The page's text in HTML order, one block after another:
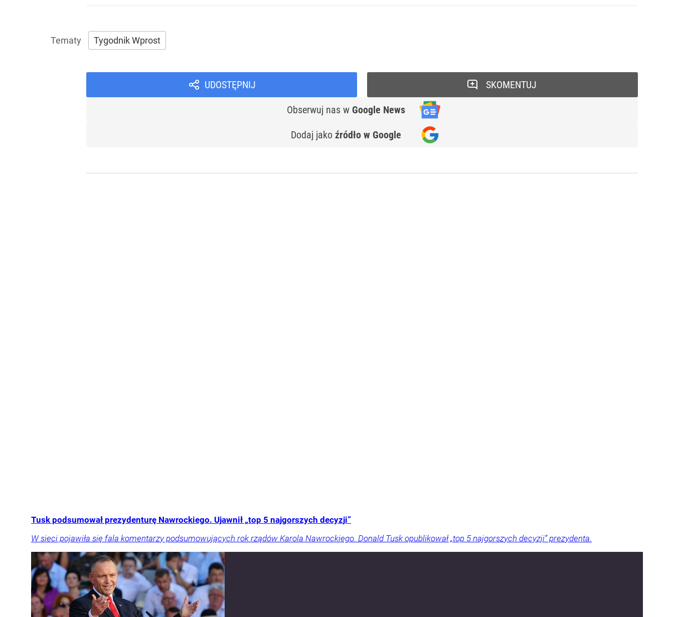
Tygodnik Wprost
UDOSTĘPNIJ
Obserwuj nas w Google News
Dodaj jako źródło w Google
SKOMENTUJ
Tusk podsumował prezydenturę Nawrockiego. Ujawnił „top 5 najgorszych decyzji”
W sieci pojawiła się fala komentarzy podsumowujących rok rządów Karola Nawrockiego. Donald Tusk opublikował „top 5 najgorszych decyzji” prezydenta.